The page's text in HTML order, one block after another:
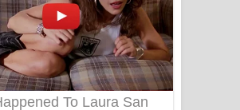
Tharu Yaye Dilena Song Lyrics - තරු
යායේ දිලෙනා ගීතයේ පද පෙළ
Ow Man Sosa Song Lyrics - ඔව් මං